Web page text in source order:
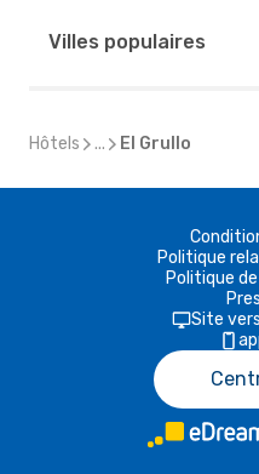
Villes populaires
Hôtels ... El Grullo
Politique
Politique
Site